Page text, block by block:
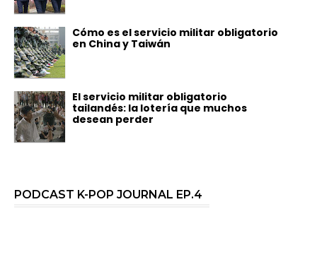
Cómo es el servicio militar obligatorio
en China y Taiwán
El servicio militar obligatorio
tailandés: la lotería que muchos
desean perder
PODCAST K-POP JOURNAL EP.4